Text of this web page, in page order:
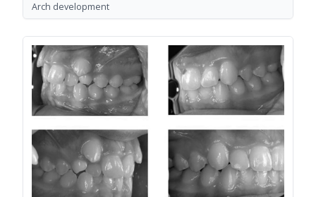
Arch development